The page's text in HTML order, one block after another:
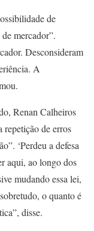
de
mercador”.
Desconsideram
A
Renan Calheiros
de erros
‘Perdeu a defesa
aqui, ao longo dos
mudando essa lei,
o quanto é
disse.